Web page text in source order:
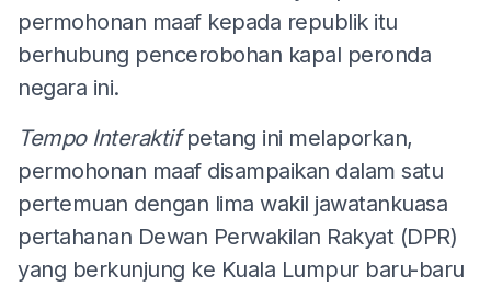
permohonan maaf kepada republik itu
berhubung pencerobohan kapal peronda
negara ini.
Tempo Interaktifpetang ini melaporkan,
permohonan maaf disampaikan dalam satu
pertemuan dengan lima wakil jawatankuasa
pertahanan Dewan Perwakilan Rakyat (DPR)
yang berkunjung ke Kuala Lumpur baru-baru